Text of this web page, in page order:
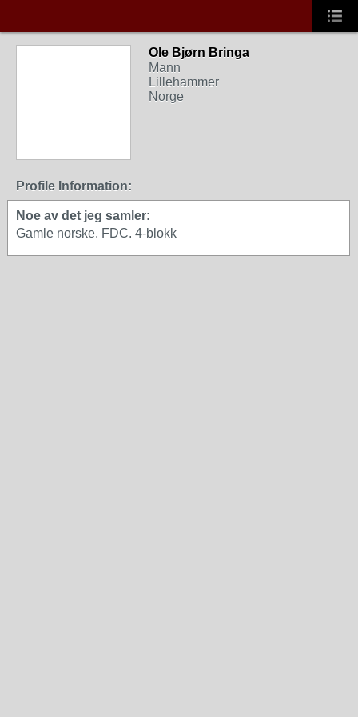
Ole Bjørn Bringa
Mann
Lillehammer
Norge
Profile Information:
Noe av det jeg samler:
Gamle norske. FDC. 4-blokk